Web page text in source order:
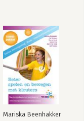
Mariska Beenhakker